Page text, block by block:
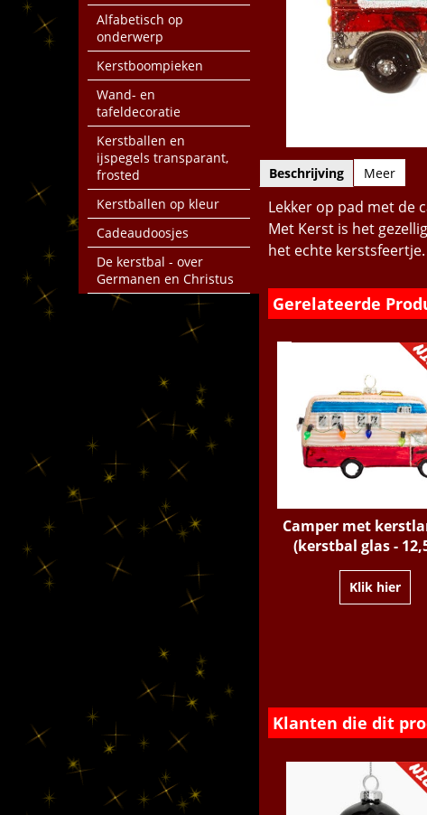
Alfabetisch op
onderwerp
Kerstboompieken
Wand- en
tafeldecoratie
Kerstballen en
ijspegels transparant,
frosted
Kerstballen op kleur
Cadeaudoosjes
De kerstbal - over
Germanen en Christus
Beschrijving Meer
Lekker op pad met de
Met Kerst is het
het echte kerstsfeertje.
Gerelateerde
Camper met
(kerstbal glas -
Klik hier
Klanten die dit